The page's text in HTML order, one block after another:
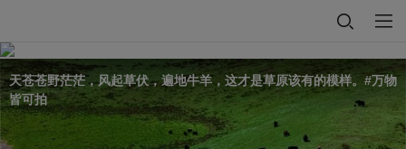
天苍苍野茫茫，风起草伏，遍地牛羊，这才是草原该有的模样。#万物
皆可拍